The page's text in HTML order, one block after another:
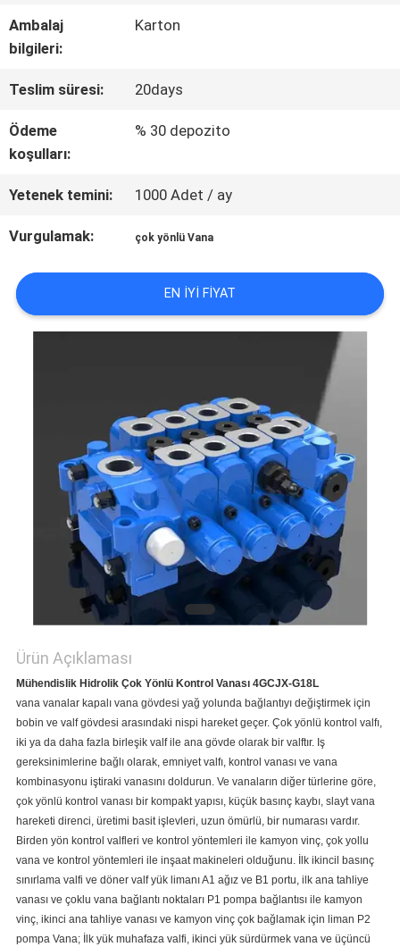
BIZIMLE
ILETIŞIME
GEÇIN
HABERLER
BIR
TEKLIF
ISTEĞI
HARITASI
GIZLILIK
POLITIKASI
Ambalaj
bilgileri:
Karton
Teslim süresi: 20days
Ödeme
koşulları:
% 30 depozito
Yetenek temini: 1000 Adet / ay
Vurgulamak: çok yönlü Vana
EN IYI FIYAT
Ürün Açıklaması
Mühendislik Hidrolik Çok Yönlü Kontrol Vanası 4GCJX-G18L
vana vanalar kapalı vana gövdesi yağ yolunda bağlantıyı değiştirmek için
bobin ve valf gövdesi arasındaki nispi hareket geçer. Çok yönlü kontrol valfı,
iki ya da daha fazla birleşik valf ile ana gövde olarak bir valftır. Iş
gereksinimlerine bağlı olarak, emniyet valfı, kontrol vanası ve vana
kombinasyonu iştiraki vanasını doldurun. Ve vanaların diğer türlerine göre,
çok yönlü kontrol vanası bir kompakt yapısı, küçük basınç kaybı, slayt vana
hareketi direnci, üretimi basit işlevleri, uzun ömürlü, bir numarası vardır.
Birden yön kontrol valfleri ve kontrol yöntemleri ile kamyon vinç, çok yollu
vana ve kontrol yöntemleri ile inşaat makineleri olduğunu.
İlk ikincil basınç
sınırlama valfi ve döner valf yük limanı A1 ağız ve B1 portu, ilk ana tahliye
vanası ve çoklu vana bağlantı noktaları P1 pompa bağlantısı ile kamyon
vinç, ikinci ana tahliye vanası ve kamyon vinç çok bağlamak için liman P2
pompa Vana;
İlk yük muhafaza valfi, ikinci yük sürdürmek vana ve üçüncü